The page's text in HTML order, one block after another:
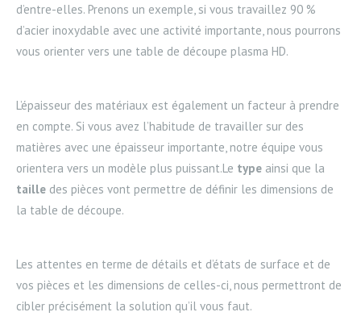
d’entre-elles. Prenons un exemple, si vous travaillez 90 %
d’acier inoxydable avec une activité importante, nous pourrons
vous orienter vers une table de découpe plasma HD.
L’épaisseur des matériaux est également un facteur à prendre
en compte. Si vous avez l’habitude de travailler sur des
matières avec une épaisseur importante, notre équipe vous
orientera vers un modèle plus puissant.Le type ainsi que la
taille des pièces vont permettre de définir les dimensions de
la table de découpe.
Les attentes en terme de détails et d’états de surface et de
vos pièces et les dimensions de celles-ci, nous permettront de
cibler précisément la solution qu’il vous faut.